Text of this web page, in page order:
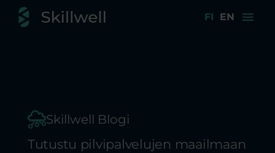
FI EN menu
Skillwell Blogi
Tutustu pilvipalvelujen maailmaan